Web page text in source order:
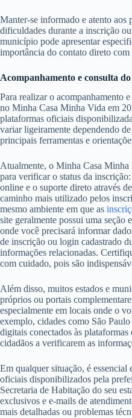
Manter-se informado e atento aos
dificuldades durante a inscrição
município pode apresentar
importância do contato direto
Acompanhamento e consulta
Para realizar o acompanhamento
no Minha Casa Minha Vida em
plataformas oficiais
variar ligeiramente dependendo
principais ferramentas e
Atualmente, o Minha Casa
para verificar o status da
online e o suporte direto através
caminho mais utilizado pelos
mesmo ambiente em que as
site geralmente possui uma seção
onde você precisará informar
de inscrição ou login cadastrado
informações relacionadas.
com cuidado, pois são
Além disso, muitos estados e
próprios ou portais
especialmente em locais onde o
exemplo, cidades como São
digitais conectados às
cidadãos a verificarem as
Em qualquer situação, é essencial
oficiais disponibilizados pela
Secretaria de Habitação do seu
exclusivos e e-mails de
mais detalhadas ou problemas